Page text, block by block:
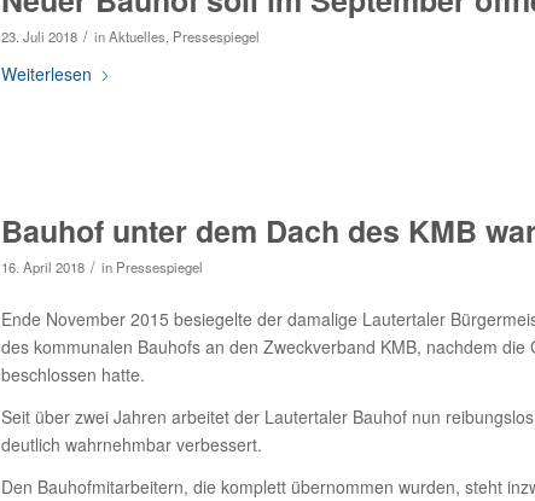
23. Juli 2018 / inAktuelles, Pressespiegel
Weiterlesen
Bauhof unter dem Dach des KMB
16. April 2018 / in Pressespiegel
Ende November 2015 besiegelte der damalige Lautertaler
des kommunalen Bauhofs an den Zweckverband KMB, nachdem
beschlossen hatte.
Seit über zwei Jahren arbeitet der Lautertaler Bauhof nun
deutlich wahrnehmbar verbessert.
Den Bauhofmitarbeitern, die komplett übernommen wurden, steht